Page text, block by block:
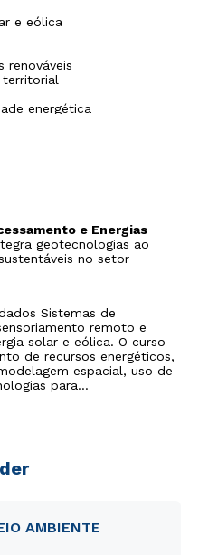
e eólica
renováveis
energética
e Energias
geotecnologias ao
no setor
Sistemas de
remoto e
solar e eólica. O curso
de recursos energéticos,
espacial, uso de
para
AMBIENTE